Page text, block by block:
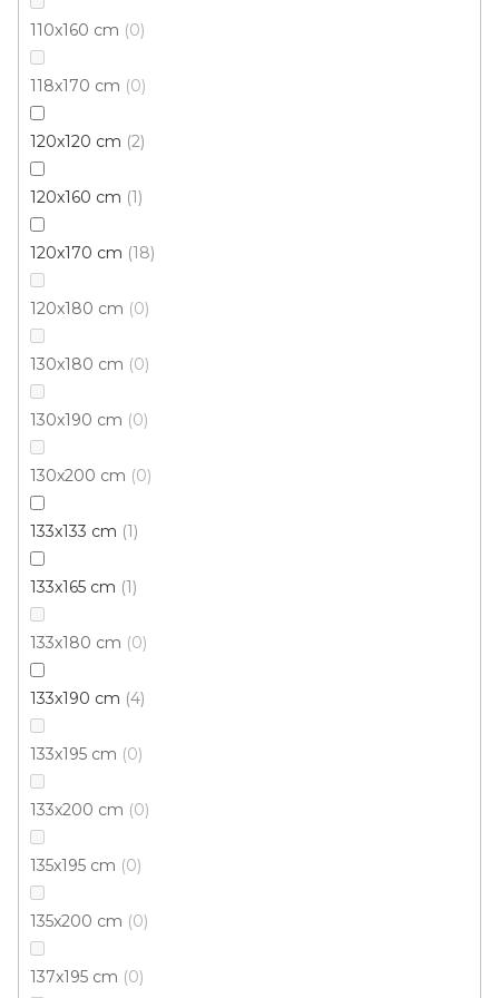
110x160 cm 0
118x170 cm 0
120x120 cm 2
120x160 cm 1
120x170 cm 18
120x180 cm 0
130x180 cm 0
130x190 cm 0
130x200 cm 0
133x133 cm 1
133x165 cm 1
133x180 cm 0
133x190 cm 4
133x195 cm 0
133x200 cm 0
135x195 cm 0
135x200 cm 0
137x195 cm 0
1 234 Kč
120x170 cm
Kusový koberec FUSHE 02498A L.Grey/Turquoise
120x170 cm